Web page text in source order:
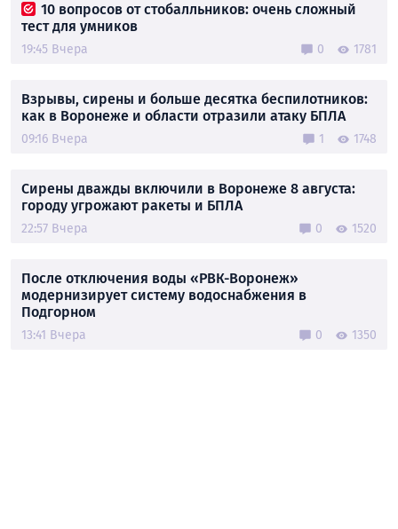
10 вопросов от стобалльников: очень сложный
тест для умников
19:45 Вчера 0 1781
Взрывы, сирены и больше десятка беспилотников:
как в Воронеже и области отразили атаку БПЛА
09:16 Вчера 1 1748
Сирены дважды включили в Воронеже 8 августа:
городу угрожают ракеты и БПЛА
22:57 Вчера 0 1520
После отключения воды «РВК-Воронеж»
модернизирует систему водоснабжения в
Подгорном
13:41 Вчера 0 1350